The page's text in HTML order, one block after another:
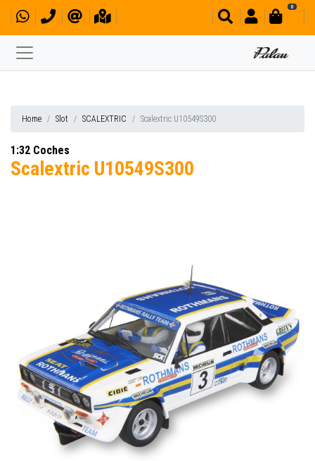
0
Home Slot SCALEXTRIC Scalextric U10549S300
1:32 Coches
Scalextric U10549S300